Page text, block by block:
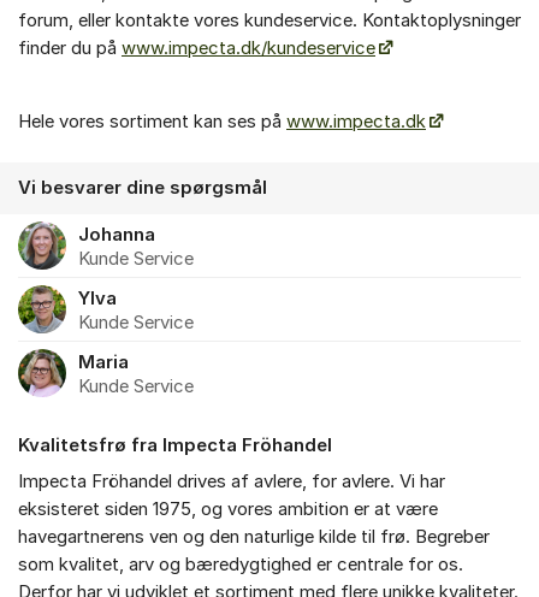
forum, eller kontakte vores kundeservice. Kontaktoplysninger
finder du på www.impecta.dk/kundeservice
Hele vores sortiment kan ses på www.impecta.dk
Vi besvarer dine spørgsmål
Johanna
Kunde Service
Ylva
Kunde Service
Maria
Kunde Service
Kvalitetsfrø fra Impecta Fröhandel
Impecta Fröhandel drives af avlere, for avlere. Vi har
eksisteret siden 1975, og vores ambition er at være
havegartnerens ven og den naturlige kilde til frø. Begreber
som kvalitet, arv og bæredygtighed er centrale for os.
Derfor har vi udviklet et sortiment med flere unikke kvaliteter.